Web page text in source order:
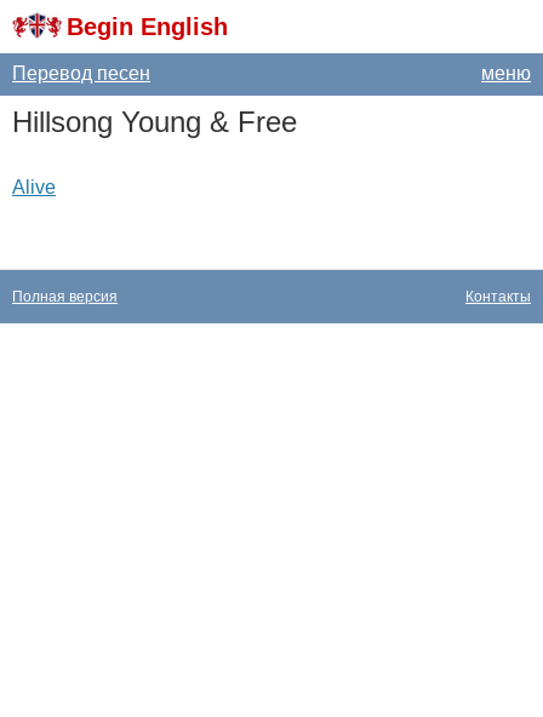
Begin English
меню
Перевод песен
Hillsong Young & Free
Alive
Контакты
Полная версия